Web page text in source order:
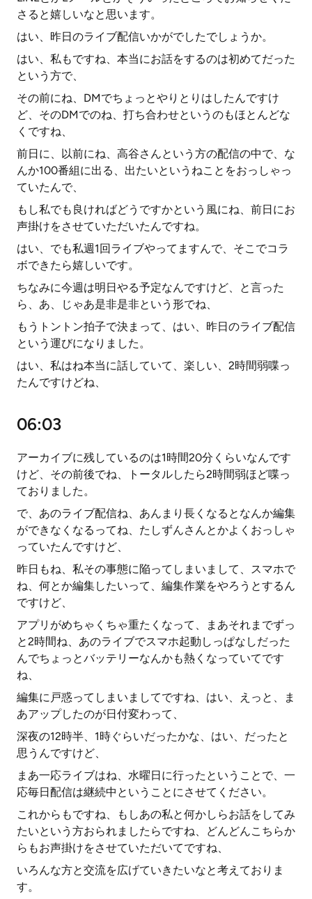
さると嬉しいなと思います。
はい、昨日のライブ配信いかがでしたでしょうか。
はい、私もですね、本当にお話をするのは初めてだった
という方で、
その前にね、DMでちょっとやりとりはしたんですけ
ど、そのDMでのね、打ち合わせというのもほとんどな
くですね、
前日に、以前にね、高谷さんという方の配信の中で、な
んか100番組に出る、出たいというねことをおっしゃっ
ていたんで、
もし私でも良ければどうですかという風にね、前日にお
声掛けをさせていただいたんですね。
はい、でも私週1回ライブやってますんで、そこでコラ
ボできたら嬉しいです。
ちなみに今週は明日やる予定なんですけど、と言った
ら、あ、じゃあ是非是非という形でね、
もうトントン拍子で決まって、はい、昨日のライブ配信
という運びになりました。
はい、私はね本当に話していて、楽しい、2時間弱喋っ
たんですけどね、
06:03
アーカイブに残しているのは1時間20分くらいなんです
けど、その前後でね、トータルしたら2時間弱ほど喋っ
ておりました。
で、あのライブ配信ね、あんまり長くなるとなんか編集
ができなくなるってね、たしずんさんとかよくおっしゃ
っていたんですけど、
昨日もね、私その事態に陥ってしまいまして、スマホで
ね、何とか編集したいって、編集作業をやろうとするん
ですけど、
アプリがめちゃくちゃ重たくなって、まあそれまでずっ
と2時間ね、あのライブでスマホ起動しっぱなしだった
んでちょっとバッテリーなんかも熱くなっていてです
ね、
編集に戸惑ってしまいましてですね、はい、えっと、ま
あアップしたのが日付変わって、
深夜の12時半、1時ぐらいだったかな、はい、だったと
思うんですけど、
まあ一応ライブはね、水曜日に行ったということで、一
応毎日配信は継続中ということにさせてください。
これからもですね、もしあの私と何かしらお話をしてみ
たいという方おられましたらですね、どんどんこちらか
らもお声掛けをさせていただいてですね、
いろんな方と交流を広げていきたいなと考えておりま
す。